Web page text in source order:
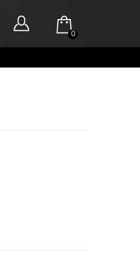
0
no seu carrinho.
e-mail